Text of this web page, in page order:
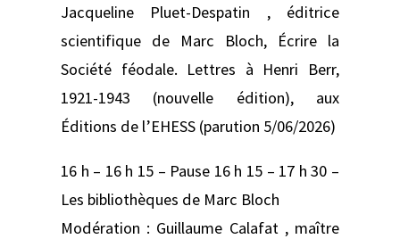
Jacqueline Pluet-Despatin , éditrice
scientifique de Marc Bloch, Écrire la
Société féodale. Lettres à Henri Berr,
1921-1943 (nouvelle édition), aux
Éditions de l’EHESS (parution 5/06/2026)
16 h – 16 h 15 – Pause 16 h 15 – 17 h 30 –
Les bibliothèques de Marc Bloch
Modération : Guillaume Calafat , maître